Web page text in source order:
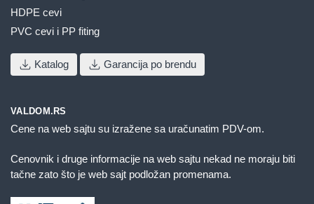
HDPE cevi
PVC cevi i PP fiting
Katalog Garancija po brendu
VALDOM.RS
Cene na web sajtu su izražene sa uračunatim PDV-om.
Cenovnik i druge informacije na web sajtu nekad ne moraju biti
tačne zato što je web sajt podložan promenama.